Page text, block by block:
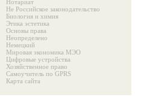
Нотариат
Не Российское законодательство
Биология и химия
Этика эстетика
Основы права
Неопределено
Немецкий
Мировая экономика МЭО
Цифровые устройства
Хозяйственное право
Самоучитель по GPRS
Карта сайта